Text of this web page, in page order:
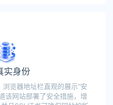
实身份
览器地址栏直观的展示“安
该网站部署了安全措施，增